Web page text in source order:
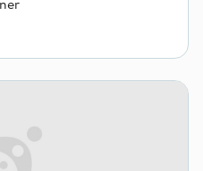
prosjekt om infertilitet og